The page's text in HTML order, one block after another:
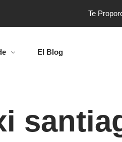
Te
El Blog